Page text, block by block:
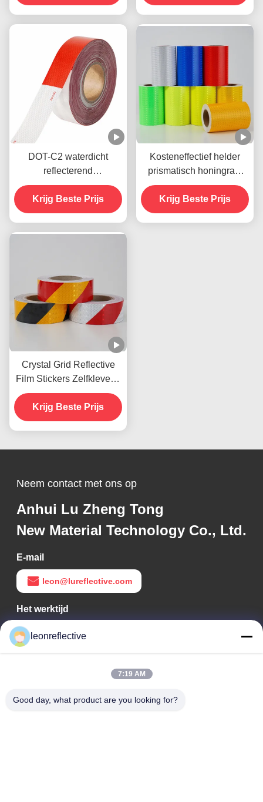
op vrachtwagen voor
DOT-C2 waterdicht
reflecterend
veiligheidsband in rood
en wit Lijm voor
aanhangwagens
Krijg Beste Prijs
Kosteneffectief helder
prismatisch honingraat
reflecterend
veiligheidsmerkband
Krijg Beste Prijs
Crystal Grid Reflective
Film Stickers Zelfklevend
Raster Reflective Vinyl
voor wegteken
Krijg Beste Prijs
Neem contact met ons op
Anhui Lu Zheng Tong
New Material Technology Co., Ltd.
E-mail
leon@lureflective.com
Het werktijd
9:00-18:00
Ons adres
Technology Park, High-tech Zone, Hefei, Anhui, China
leonreflective
7:19 AM
Good day, what product are you looking for?